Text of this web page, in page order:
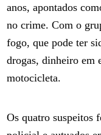
anos, apontados
no crime. Com o
fogo, que pode ter
drogas, dinheiro em
motocicleta.
Os quatro suspeitos